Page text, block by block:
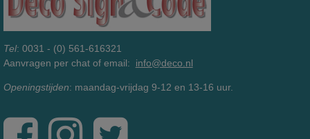
Tel: 0031 - (0) 561-616321
Aanvragen per chat of email: info@deco.nl
Openingstijden: maandag-vrijdag 9-12 en 13-16 uur.